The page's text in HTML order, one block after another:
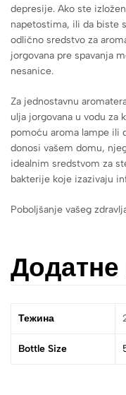
depresije. Ako ste
napetostima, ili da biste
odlično sredstvo za
jorgovana pre spavanja
nesanice.
Za jednostavnu
ulja jorgovana u vodu
pomoću aroma lampe ili
donosi vašem domu,
idealnim sredstvom za
bakterije koje izazivaju
Poboljšanje vašeg
Тежина
Bottle Size